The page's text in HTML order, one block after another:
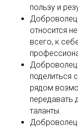
пользу и
Доброволец
относится
всего, к
Доброволец
поделиться
рядом
передавать
таланты.